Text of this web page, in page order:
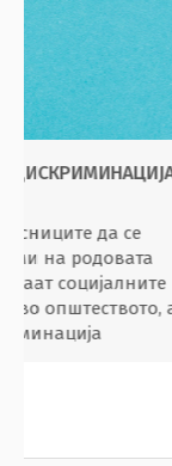
Останати
РОДОВА
Целта на
стекнат со
еднаквост и
диспаритети
се услов за